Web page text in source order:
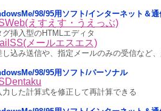
98/95用ソフト/インターネット＆通
えすえす・うえっぶ)
グ挿入型のHTMLエディタ
メールエスエス)
し込み送信や、指定メールのみの受信など
98/95用ソフト/パーソナル
力した計算式を修正して再計算できる